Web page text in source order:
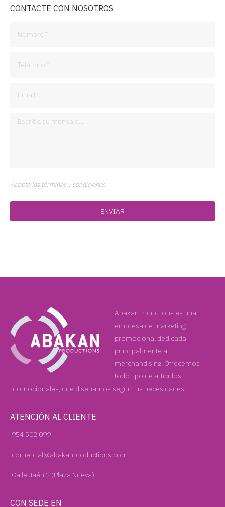
CONTACTE CON NOSOTROS
Acepto los términos y condiciones
Abakan Prductions es una
empresa de marketing
promocional dedicada
principalmente al
merchandising. Ofrecemos
todo tipo de artículos
promocionales, que diseñamos según tus necesidades.
ATENCIÓN AL CLIENTE
954 502 099
comercial@abakanproductions.com
Calle Jaén 2 (Plaza Nueva)
CON SEDE EN